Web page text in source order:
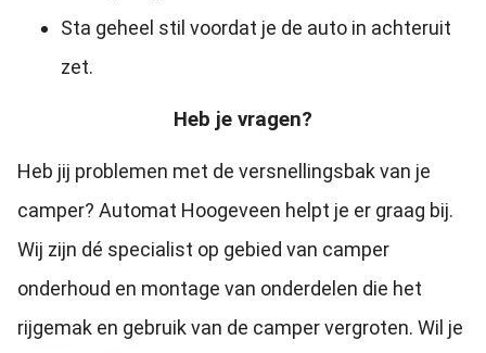
Sta geheel stil voordat je de auto in achteruit
zet.
Heb je vragen?
Heb jij problemen met de versnellingsbak van je
camper? Automat Hoogeveen helpt je er graag bij.
Wij zijn dé specialist op gebied van camper
onderhoud en montage van onderdelen die het
rijgemak en gebruik van de camper vergroten. Wil je